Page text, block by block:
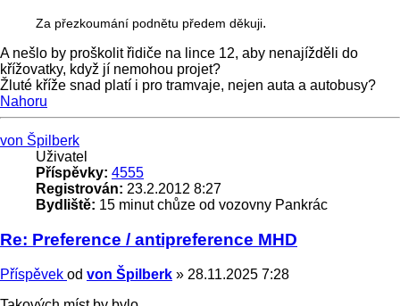
Za přezkoumání podnětu předem děkuji.
A nešlo by proškolit řidiče na lince 12, aby nenajížděli do
křížovatky, když jí nemohou projet?
Žluté kříže snad platí i pro tramvaje, nejen auta a autobusy?
Nahoru
von Špilberk
Uživatel
Příspěvky: 4555
Registrován: 23.2.2012 8:27
Bydliště: 15 minut chůze od vozovny Pankrác
Re: Preference / antipreference MHD
Příspěvek od von Špilberk » 28.11.2025 7:28